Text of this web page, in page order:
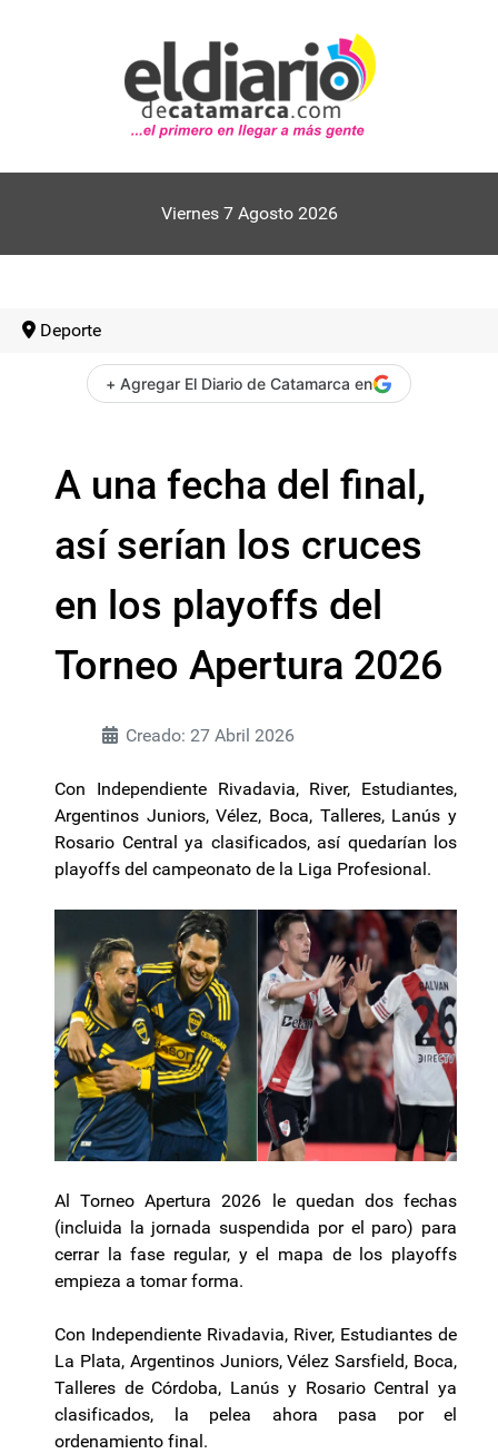
Viernes 7 Agosto 2026
Deporte
+ Agregar El Diario de Catamarca en
A una fecha del final,
así serían los cruces
en los playoffs del
Torneo Apertura 2026
Creado: 27 Abril 2026
Con Independiente Rivadavia, River, Estudiantes,
Argentinos Juniors, Vélez, Boca, Talleres, Lanús y
Rosario Central ya clasificados, así quedarían los
playoffs del campeonato de la Liga Profesional.
Al Torneo Apertura 2026 le quedan dos fechas
(incluida la jornada suspendida por el paro) para
cerrar la fase regular, y el mapa de los playoffs
empieza a tomar forma.
Con Independiente Rivadavia, River, Estudiantes de
La Plata, Argentinos Juniors, Vélez Sarsfield, Boca,
Talleres de Córdoba, Lanús y Rosario Central ya
clasificados, la pelea ahora pasa por el
ordenamiento final.